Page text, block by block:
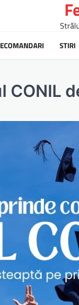
STIRI
CONIL